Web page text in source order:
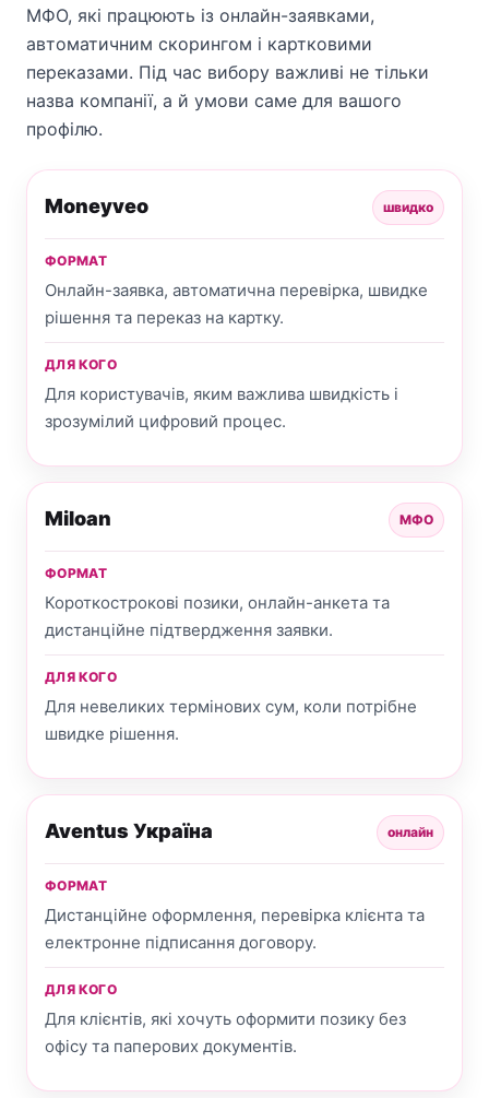
МФО, які працюють із онлайн-заявками,
автоматичним скорингом і картковими
переказами. Під час вибору важливі не тільки
назва компанії, а й умови саме для вашого
профілю.
Moneyveo швидко
ФОРМАТ
Онлайн-заявка, автоматична перевірка, швидке
рішення та переказ на картку.
ДЛЯ КОГО
Для користувачів, яким важлива швидкість і
зрозумілий цифровий процес.
Miloan МФО
ФОРМАТ
Короткострокові позики, онлайн-анкета та
дистанційне підтвердження заявки.
ДЛЯ КОГО
Для невеликих термінових сум, коли потрібне
швидке рішення.
Aventus Україна онлайн
ФОРМАТ
Дистанційне оформлення, перевірка клієнта та
електронне підписання договору.
ДЛЯ КОГО
Для клієнтів, які хочуть оформити позику без
офісу та паперових документів.